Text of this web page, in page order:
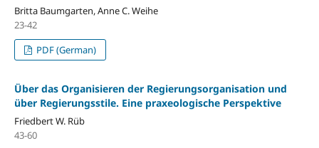
Britta Baumgarten, Anne C. Weihe
23-42
PDF (German)
Über das Organisieren der Regierungsorganisation und
über Regierungsstile. Eine praxeologische Perspektive
Friedbert W. Rüb
43-60